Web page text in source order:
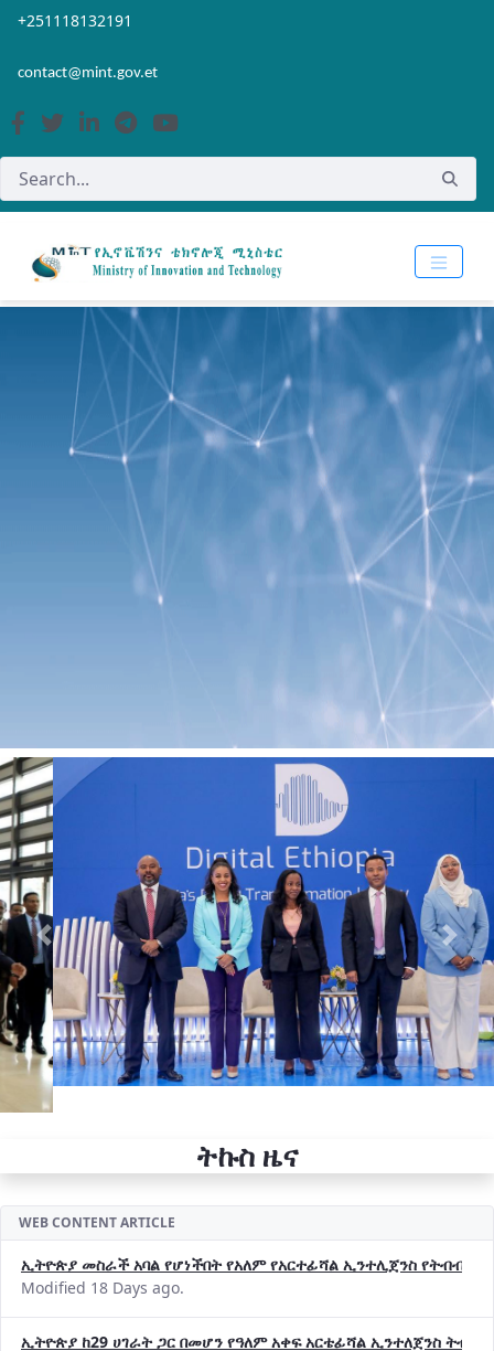
Skip to Main Content
Open Accessibility Menu
+251118132191
contact@mint.gov.et
Previous Next
ኢትዮጵያ መስራች አባል የሆነችበት የአለም የአርተፊሻል ኢንተሊጀንስ የትብብር
Modified 18 Days ago.
ኢትዮጵያ ከ29 ሀገራት ጋር በመሆን የዓለም አቀፍ አርቴፊሻል ኢንተለጀንስ
Modified 18 Days ago.